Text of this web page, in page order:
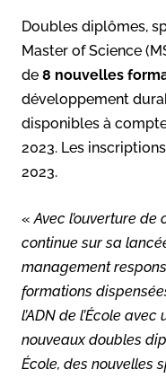
Doubles diplômes,
Master of Science
de 8 nouvelles
développement
disponibles à
2023. Les
2023.
«Avec l’ouverture de
continue sur sa
management
formations
l’ADN de l’École avec
nouveaux doubles
École, des nouvelles